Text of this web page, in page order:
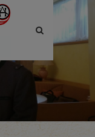
Site
search